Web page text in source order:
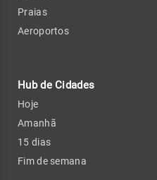
Praias
Aeroportos
Hub de Cidades
Hoje
Amanhã
15 dias
Fim de semana